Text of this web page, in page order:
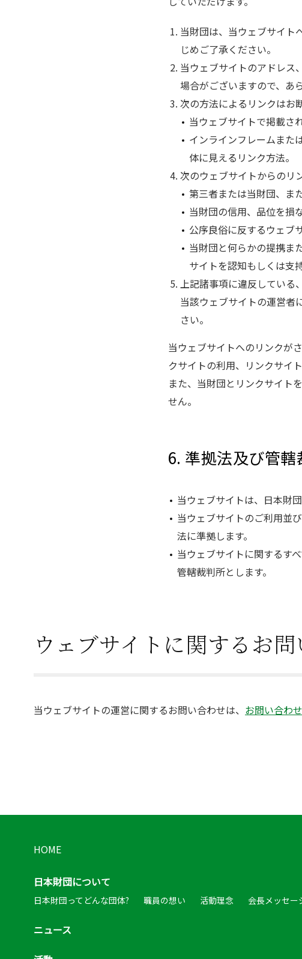
当財団は、当ウェブサイト
じめご了承ください。
当ウェブサイトのアドレス
場合がございますので、あ
次の方法によるリンクはお
当ウェブサイトで掲載さ
インラインフレームまた
体に見えるリンク方法。
次のウェブサイトからのリ
第三者または当財団、ま
当財団の信用、品位を損
公序良俗に反するウェブ
当財団と何らかの提携ま
サイトを認知もしくは支
上記諸事項に違反している
当該ウェブサイトの運営者
さい。
当ウェブサイトへのリンクが
クサイトの利用、リンクサイ
また、当財団とリンクサイト
せん。
6. 準拠法及び管轄
当ウェブサイトは、日本財
当ウェブサイトのご利用並
法に準拠します。
当ウェブサイトに関するす
管轄裁判所とします。
ウェブサイトに関するお
当ウェブサイトの運営に関するお問い合わせは、 お問い合わ
HOME
日本財団について
日本財団ってどんな団体? 職員の想い 活動理念 会長メッセー
ニュース